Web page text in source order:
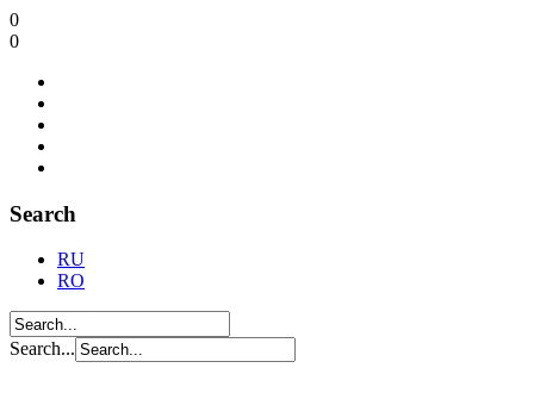
0
0
Search
RU
RO
Search...